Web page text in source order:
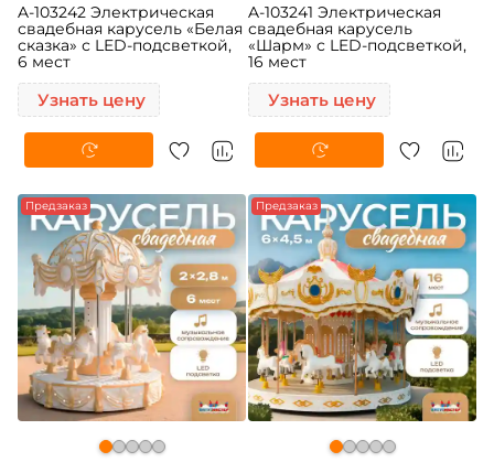
A-103242 Электрическая
свадебная карусель «Белая
сказка» с LED-подсветкой,
6 мест
Узнать цену
A-103241 Электрическая
свадебная карусель
«Шарм» с LED-подсветкой,
16 мест
Узнать цену
Предзаказ Предзаказ